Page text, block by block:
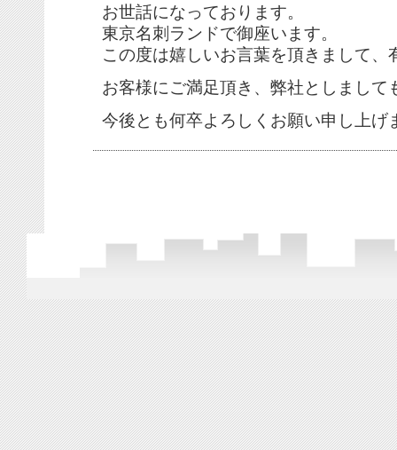
お世話になっております。
東京名刺ランドで御座います。
この度は嬉しいお言葉を頂きまして、
お客様にご満足頂き、弊社としまして
今後とも何卒よろしくお願い申し上げ